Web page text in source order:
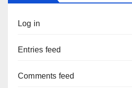
Log in
Entries feed
Comments feed